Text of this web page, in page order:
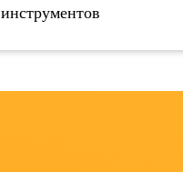
инструментов